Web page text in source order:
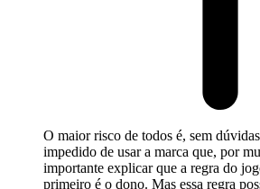
O maior risco de todos é, sem
impedido de usar a marca que, por
importante explicar que a regra do
primeiro é o dono. Mas essa regra